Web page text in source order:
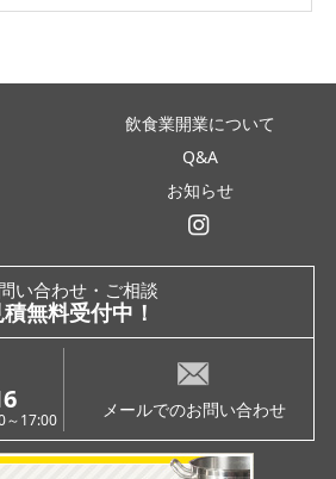
飲食業開業について
Q&A
お知らせ
い合わせ・ご相談
積無料受付中！
～17:00 メールでのお問い合わせ